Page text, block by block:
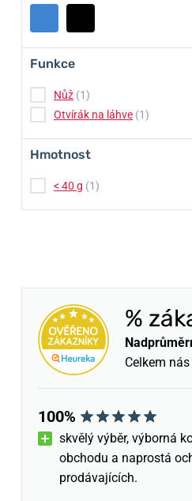
Funkce
Nůž (1)
Otvírák na láhve (1)
Hmotnost
< 40 g (1)
%
Celkem
100%
skvělý výběr, výborná
obchodu a naprostá
prodávajících.